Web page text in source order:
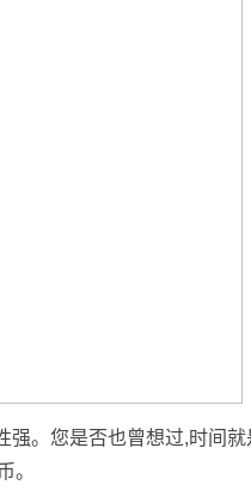
强。您是否也曾想过,时间
。